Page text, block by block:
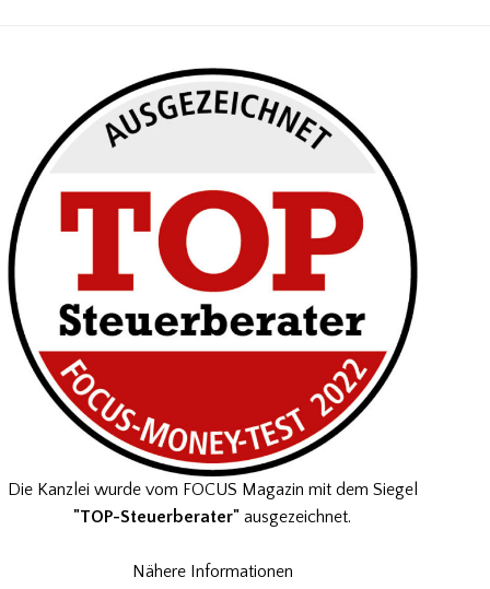
Die Kanzlei wurde vom FOCUS Magazin mit dem Siegel
"TOP-Steuerberater" ausgezeichnet.
Nähere Informationen